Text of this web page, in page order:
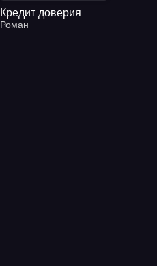
Кредит доверия
Роман